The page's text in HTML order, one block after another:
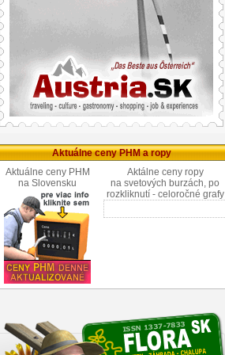
Aktuálne ceny PHM a ropy
Aktuálne ceny PHM
na Slovensku
Aktálne ceny ropy
na svetových burzách, po
rozkliknutí - celoročné grafy